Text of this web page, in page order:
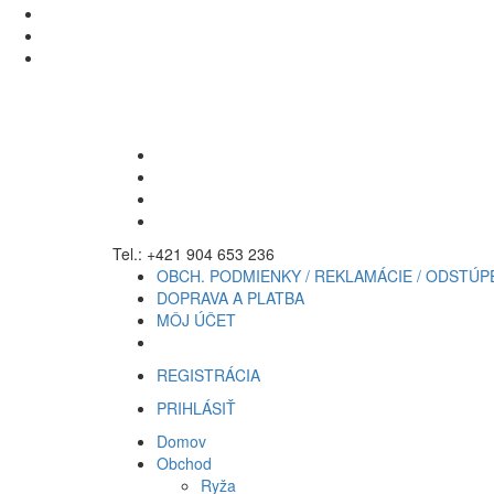
Tel.: +421 904 653 236
OBCH. PODMIENKY / REKLAMÁCIE /
DOPRAVA A PLATBA
MÔJ ÚČET
REGISTRÁCIA
PRIHLÁSIŤ
Domov
Obchod
Ryža